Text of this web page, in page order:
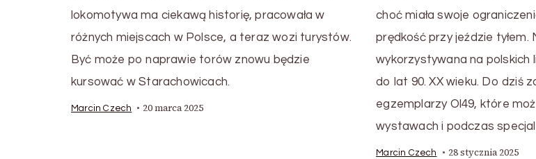
lokomotywa ma ciekawą historię, pracowała w
różnych miejscach w Polsce, a teraz wozi turystów.
Być może po naprawie torów znowu będzie
kursować w Starachowicach.
Marcin Czech 20 marca 2025
choć miała swoje
prędkość przy jeździe tyłem.
wykorzystywana na polskich
do lat 90. XX wieku. Do dziś
egzemplarzy Ol49, które
wystawach i podczas
Marcin Czech 28 stycznia 2025